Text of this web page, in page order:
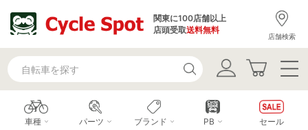
関東に100店舗以上
店頭受取送料無料
店舗検索
車種 パーツ ブランド PB セール